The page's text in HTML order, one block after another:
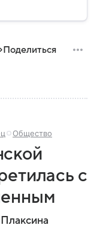
для
Поделиться
Общество
с